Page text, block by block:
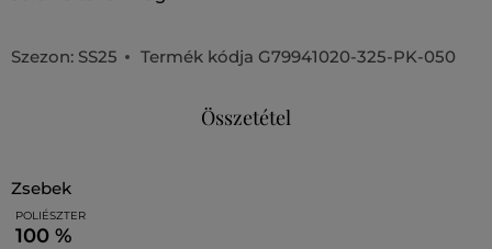
Szezon: SS25 Termék kódja G79941020-325-PK-050
Összetétel
zsebek
POLIÉSZTER
100 %